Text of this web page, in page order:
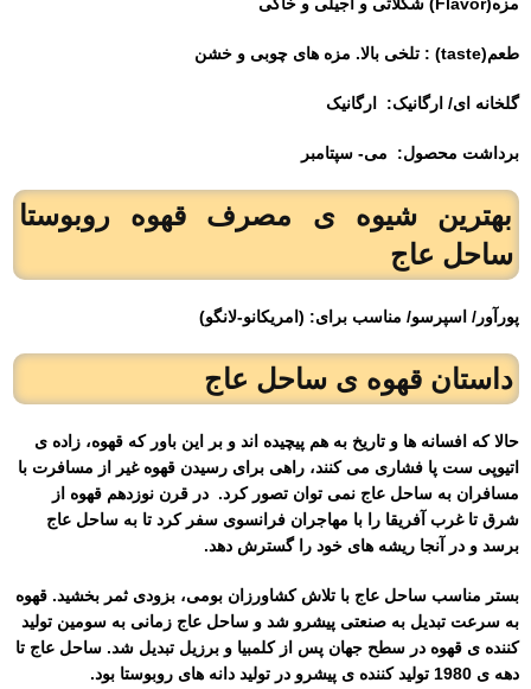
طعم(taste) : تلخی بالا. مزه های چوبی و خشن
گلخانه ای/ ارگانیک: ارگانیک
برداشت محصول: می- سپتامبر
بهترین شیوه ی مصرف قهوه روبوستا
ساحل عاج
پورآور/ اسپرسو/ مناسب برای: (امریکانو-لانگو)
داستان قهوه ی ساحل عاج
حالا که افسانه ها و تاریخ به هم پیچیده اند و بر این باور که قهوه، زاده ی
اتیوپی ست پا فشاری می کنند، راهی برای رسیدن قهوه غیر از مسافرت با
مسافران به ساحل عاج نمی توان تصور کرد. در قرن نوزدهم قهوه از
شرق تا غرب آفریقا را با مهاجران فرانسوی سفر کرد تا به ساحل عاج
برسد و در آنجا ریشه های خود را گسترش دهد.
بستر مناسب ساحل عاج با تلاش کشاورزان بومی، بزودی ثمر بخشید. قهوه
به سرعت تبدیل به صنعتی پیشرو شد و ساحل عاج زمانی به سومین تولید
کننده ی قهوه در سطح جهان پس از کلمبیا و برزیل تبدیل شد. ساحل عاج تا
دهه ی 1980 تولید کننده ی پیشرو در تولید دانه های روبوستا بود.